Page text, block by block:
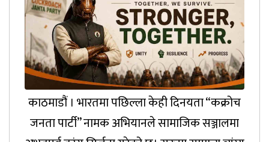
काठमाडौं । भारतमा पछिल्ला केही दिनयता “कक्रोच
जनता पार्टी” नामक अभियानले सामाजिक सञ्जालमा